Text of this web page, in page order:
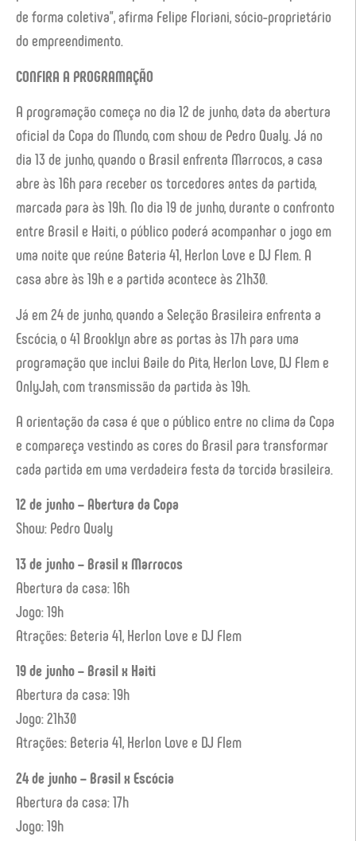
de forma coletiva”, afirma Felipe Floriani, sócio-proprietário
do empreendimento.
CONFIRA A PROGRAMAÇÃO
A programação começa no dia 12 de junho, data da abertura
oficial da Copa do Mundo, com show de Pedro Qualy. Já no
dia 13 de junho, quando o Brasil enfrenta Marrocos, a casa
abre às 16h para receber os torcedores antes da partida,
marcada para às 19h. No dia 19 de junho, durante o confronto
entre Brasil e Haiti, o público poderá acompanhar o jogo em
uma noite que reúne Bateria 41, Herlon Love e DJ Flem. A
casa abre às 19h e a partida acontece às 21h30.
Já em 24 de junho, quando a Seleção Brasileira enfrenta a
Escócia, o 41 Brooklyn abre as portas às 17h para uma
programação que inclui Baile do Pita, Herlon Love, DJ Flem e
OnlyJah, com transmissão da partida às 19h.
A orientação da casa é que o público entre no clima da Copa
e compareça vestindo as cores do Brasil para transformar
cada partida em uma verdadeira festa da torcida brasileira.
12 de junho – Abertura da Copa
Show: Pedro Qualy
13 de junho – Brasil x Marrocos
Abertura da casa: 16h
Jogo: 19h
Atrações: Beteria 41, Herlon Love e DJ Flem
19 de junho – Brasil x Haiti
Abertura da casa: 19h
Jogo: 21h30
Atrações: Beteria 41, Herlon Love e DJ Flem
24 de junho – Brasil x Escócia
Abertura da casa: 17h
Jogo: 19h